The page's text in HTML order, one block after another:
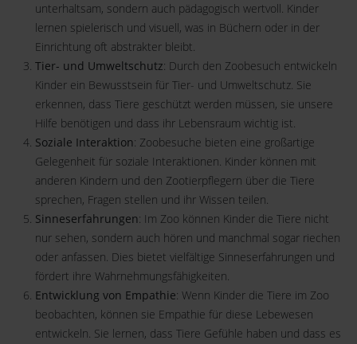
unterhaltsam, sondern auch pädagogisch wertvoll. Kinder
lernen spielerisch und visuell, was in Büchern oder in der
Einrichtung oft abstrakter bleibt.
Tier- und Umweltschutz: Durch den Zoobesuch entwickeln
Kinder ein Bewusstsein für Tier- und Umweltschutz. Sie
erkennen, dass Tiere geschützt werden müssen, sie unsere
Hilfe benötigen und dass ihr Lebensraum wichtig ist.
Soziale Interaktion: Zoobesuche bieten eine großartige
Gelegenheit für soziale Interaktionen. Kinder können mit
anderen Kindern und den Zootierpflegern über die Tiere
sprechen, Fragen stellen und ihr Wissen teilen.
Sinneserfahrungen: Im Zoo können Kinder die Tiere nicht
nur sehen, sondern auch hören und manchmal sogar riechen
oder anfassen. Dies bietet vielfältige Sinneserfahrungen und
fördert ihre Wahrnehmungsfähigkeiten.
Entwicklung von Empathie: Wenn Kinder die Tiere im Zoo
beobachten, können sie Empathie für diese Lebewesen
entwickeln. Sie lernen, dass Tiere Gefühle haben und dass es